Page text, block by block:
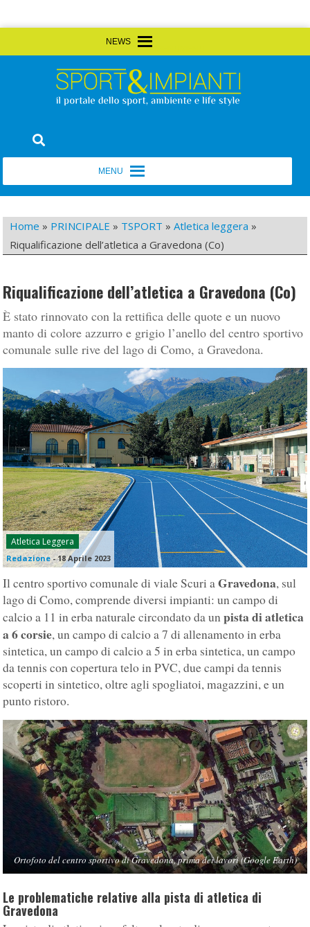
to
Sport&Impianti
Home » PRINCIPALE » TSPORT »Atletica leggera »
Riqualificazione dell’atletica a Gravedona (Co)
Riqualificazione dell’atletica a Gravedona (Co)
È stato rinnovato con la rettifica delle quote e un nuovo
manto di colore azzurro e grigio l’anello del centro sportivo
comunale sulle rive del lago di Como, a Gravedona.
Atletica Leggera
Redazione-18 Aprile 2023
Il centro sportivo comunale di viale Scuri aGravedona, sul
lago di Como, comprende diversi impianti: un campo di
calcio a 11 in erba naturale circondato da unpista di atletica
a 6 corsie, un campo di calcio a 7 di allenamento in erba
sintetica, un campo di calcio a 5 in erba sintetica, un campo
da tennis con copertura telo in PVC, due campi da tennis
scoperti in sintetico, oltre agli spogliatoi, magazzini, e un
punto ristoro.
Ortofoto del centro sportivo di Gravedona, prima dei lavori (Google Earth)
Le problematiche relative alla pista di atletica di
Gravedona